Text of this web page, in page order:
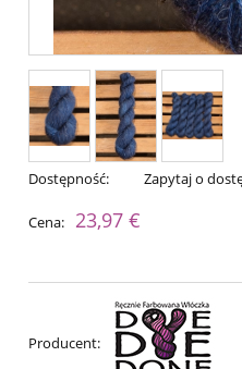
Dostępność: Zapytaj o
Cena: 23,97 €
Producent: